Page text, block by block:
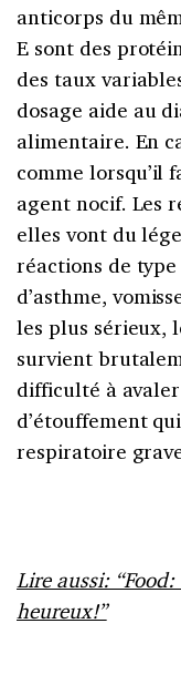
anticorps du
E sont des
des taux
dosage aide au
alimentaire. En
comme lorsqu’il
agent nocif. Les
elles vont du
réactions de
d’asthme,
les plus sérieux,
survient
difficulté à
d’étouffement
respiratoire
Lire aussi:
heureux!”